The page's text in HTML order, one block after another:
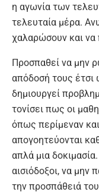
η αγωνία των
τελευταία μέρα.
χαλαρώσουν και να
Προσπαθεί να μην
απόδοσή τους έτσι
δημιουργεί
τονίσει πως οι
όπως περίμεναν
απογοητεύονται
απλά μια
αισιόδοξοι, να μην
την προσπάθειά